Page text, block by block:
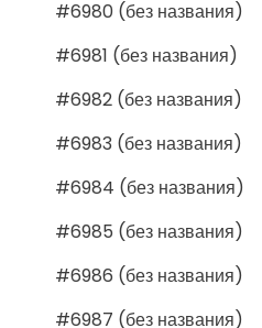
#6980 (без названия)
#6981 (без названия)
#6982 (без названия)
#6983 (без названия)
#6984 (без названия)
#6985 (без названия)
#6986 (без названия)
#6987 (без названия)